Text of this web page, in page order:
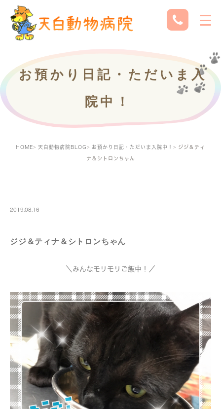
お預かり日記・ただいま入
院中！
HOME 天白動物病院BLOG お預かり日記・ただいま入院中！ ジジ＆ティ
ナ＆シトロンちゃん
2019.08.16
ジジ＆ティナ＆シトロンちゃん
＼みんなモリモリご飯中！／